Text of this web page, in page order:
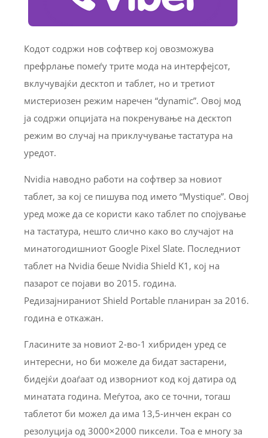
Кодот содржи нов софтвер кој овозможува
префрлање помеѓу трите мода на интерфејсот,
вклучувајќи десктоп и таблет, но и третиот
мистериозен режим наречен “dynamic”. Овој мод
ја содржи опцијата на покренување на десктоп
режим во случај на приклучување тастатура на
уредот.
Nvidia наводно работи на софтвер за новиот
таблет, за кој се пишува под името “Mystique”. Овој
уред може да се користи како таблет по спојување
на тастатура, нешто слично како во случајот на
минатогодишниот Google Pixel Slate. Последниот
таблет на Nvidia беше Nvidia Shield K1, кој на
пазарот се појави во 2015. година.
Редизајнираниот Shield Portable планиран за 2016.
година е откажан.
Гласините за новиот 2-во-1 хибриден уред се
интересни, но би можеле да бидат застарени,
бидејќи доаѓаат од изворниот код кој датира од
минатата година. Меѓутоа, ако се точни, тогаш
таблетот би можел да има 13,5-инчен екран со
резолуција од 3000×2000 пиксели. Тоа е многу за